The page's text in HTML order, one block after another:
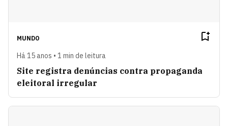
MUNDO
Há 15 anos • 1 min de leitura
Site registra denúncias contra propaganda
eleitoral irregular